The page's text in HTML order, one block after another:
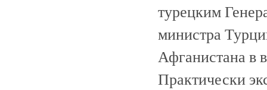
турецким
министра
Афганистана в
Практически